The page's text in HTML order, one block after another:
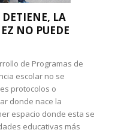
DETIENE, LA
NO PUEDE
de Programas de
escolar no se
protocolos o
donde nace la
espacio donde esta se
educativas más